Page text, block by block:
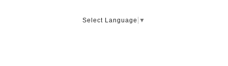
Select Language ▼